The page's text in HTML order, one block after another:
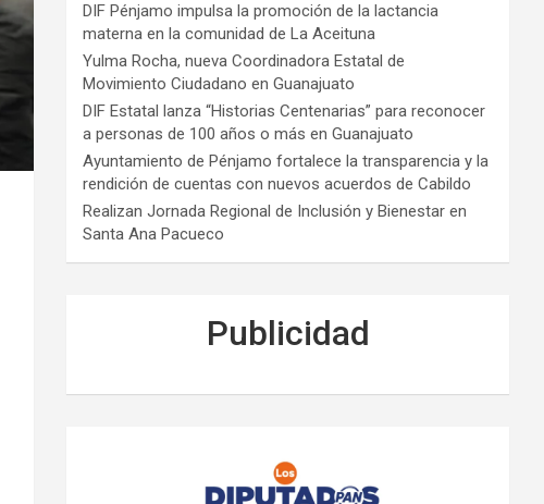
DIF Pénjamo impulsa la promoción de la lactancia
materna en la comunidad de La Aceituna
Yulma Rocha, nueva Coordinadora Estatal de
Movimiento Ciudadano en Guanajuato
DIF Estatal lanza “Historias Centenarias” para reconocer
a personas de 100 años o más en Guanajuato
Ayuntamiento de Pénjamo fortalece la transparencia y la
rendición de cuentas con nuevos acuerdos de Cabildo
Realizan Jornada Regional de Inclusión y Bienestar en
Santa Ana Pacueco
Publicidad